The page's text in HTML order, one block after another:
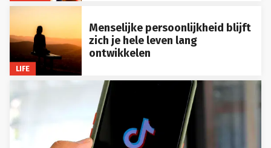
LIFE
Menselijke persoonlijkheid blijft
zich je hele leven lang
ontwikkelen